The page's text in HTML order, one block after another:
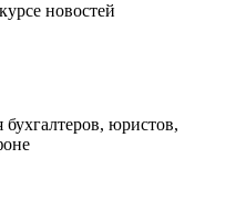
новостей
юристов,